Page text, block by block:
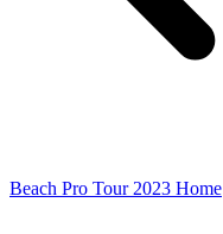
Beach Pro Tour 2023 Home